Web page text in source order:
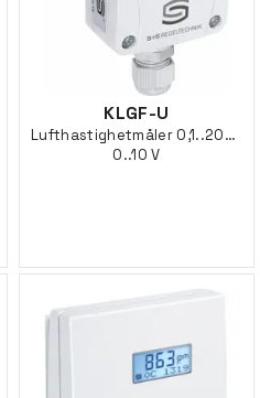
KLGF-U
Lufthastighetmåler 0,1..20m/s
0..10 V